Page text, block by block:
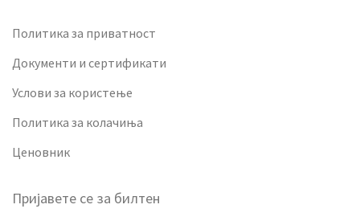
Политика за приватност
Документи и сертификати
Услови за користење
Политика за колачиња
Ценовник
Пријавете се за билтен